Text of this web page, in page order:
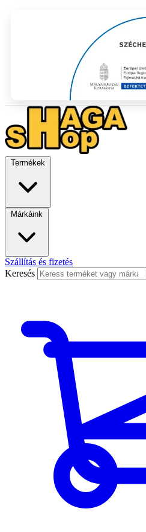
Termékek
Márkáink
Szállítás és fizetés
Keresés